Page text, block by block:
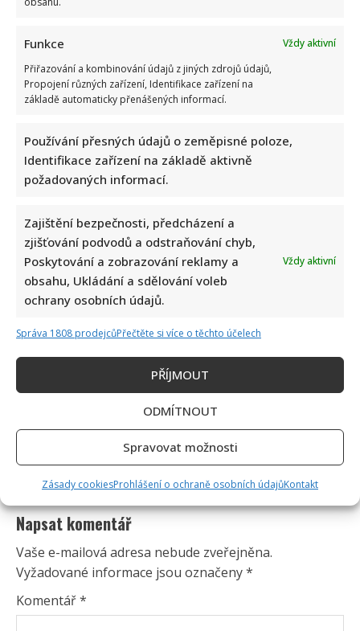
Funkce
Vždy aktivní
Přiřazování a kombinování údajů z jiných zdrojů údajů,
Propojení různých zařízení, Identifikace zařízení na
základě automaticky přenášených informací.
Používání přesných údajů o zeměpisné poloze,
Identifikace zařízení na základě aktivně
požadovaných informací.
Zajištění bezpečnosti, předcházení a
zjišťování podvodů a odstraňování chyb,
Poskytování a zobrazování reklamy a
obsahu, Ukládání a sdělování voleb
ochrany osobních údajů.
Vždy aktivní
Správa 1808 prodejcůPřečtěte si více o těchto účelech
PŘÍJMOUT
ODMÍTNOUT
Spravovat možnosti
Zásady cookiesProhlášení o ochraně osobních údajůKontakt
Napsat komentář
Vaše e-mailová adresa nebude zveřejněna.
Vyžadované informace jsou označeny*
Komentář*